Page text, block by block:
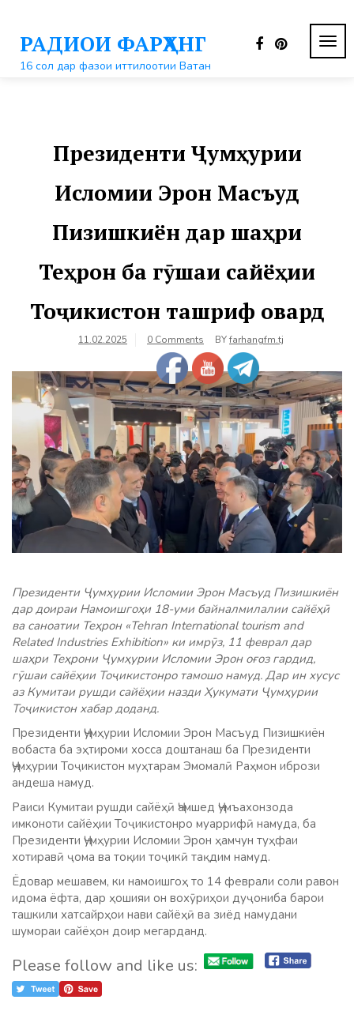
контентуРАДИОИ ФАРҲАНГ
16 сол дар фазои иттилоотии Ватан
Президенти Ҷумҳурии
Исломии Эрон Масъуд
Пизишкиён дар шаҳри
Теҳрон ба гӯшаи сайёҳии
Тоҷикистон ташриф овард
11.02.2025 0 Comments BYfarhangfm.tj
Президенти Ҷумҳурии Исломии Эрон Масъуд Пизишкиён
дар доираи Намоишгоҳи 18-уми байналмилалии сайёҳӣ
ва саноатии Теҳрон «Tehran International tourism and
Related Industries Exhibition» ки имрӯз, 11 феврал дар
шаҳри Теҳрони Ҷумҳурии Исломии Эрон оғоз гардид,
гӯшаи сайёҳии Тоҷикистонро тамошо намуд. Дар ин хусус
аз Кумитаи рушди сайёҳии назди Ҳукумати Ҷумҳурии
Тоҷикистон хабар доданд.
Президенти Ҷумҳурии Исломии Эрон Масъуд Пизишкиён
вобаста ба эҳтироми хосса доштанаш ба Президенти
Ҷумҳурии Тоҷикистон муҳтарам Эмомалӣ Раҳмон ибрози
андеша намуд.
Раиси Кумитаи рушди сайёҳӣ Ҷамшед Ҷумъахонзода
имконоти сайёҳии Тоҷикистонро муаррифӣ намуда, ба
Президенти Ҷумҳурии Исломии Эрон ҳамчун туҳфаи
хотиравӣ ҷома ва тоқии тоҷикӣ тақдим намуд.
Ёдовар мешавем, ки намоишгоҳ то 14 феврали соли равон
идома ёфта, дар ҳошияи он вохӯриҳои дуҷониба барои
ташкили хатсайрҳои нави сайёҳӣ ва зиёд намудани
шумораи сайёҳон доир мегарданд.
Please follow and like us: